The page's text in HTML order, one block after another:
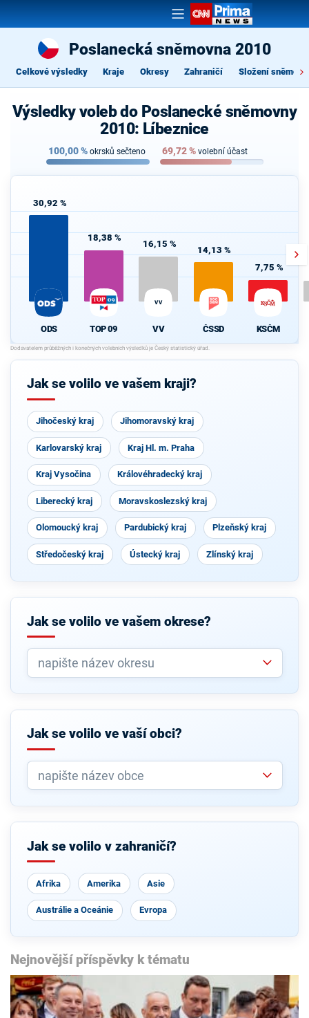
Poslanecká sněmovna 2010
Celkové výsledky Kraje Okresy Zahraničí Složení
Výsledky voleb do Poslanecké sněmovny
2010: Líbeznice
100,00% okrsků sečteno 69,72% volební účast
30,92 %
ODS
18,38 %
TOP 09
16,15 %
VV
VV
14,13 %
ČSSD
7,75 %
KSČM
Jak se volilo ve vašem kraji?
Jihočeský kraj Jihomoravský kraj
Karlovarský kraj Kraj Hl. m. Praha
Kraj Vysočina Královéhradecký kraj
Liberecký kraj Moravskoslezský kraj
Olomoucký kraj Pardubický kraj Plzeňský kraj
Středočeský kraj Ústecký kraj Zlínský kraj
Jak se volilo ve vašem okrese?
Jak se volilo ve vaší obci?
Jak se volilo v zahraničí?
Afrika Amerika Asie
Austrálie a Oceánie Evropa
Nejnovější příspěvky k tématu